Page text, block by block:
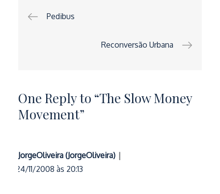
Navegação
Pedibus
Reconversão Urbana
One Reply to “The Slow Money
Movement”
JorgeOliveira (JorgeOliveira)
24/11/2008 às 20:13